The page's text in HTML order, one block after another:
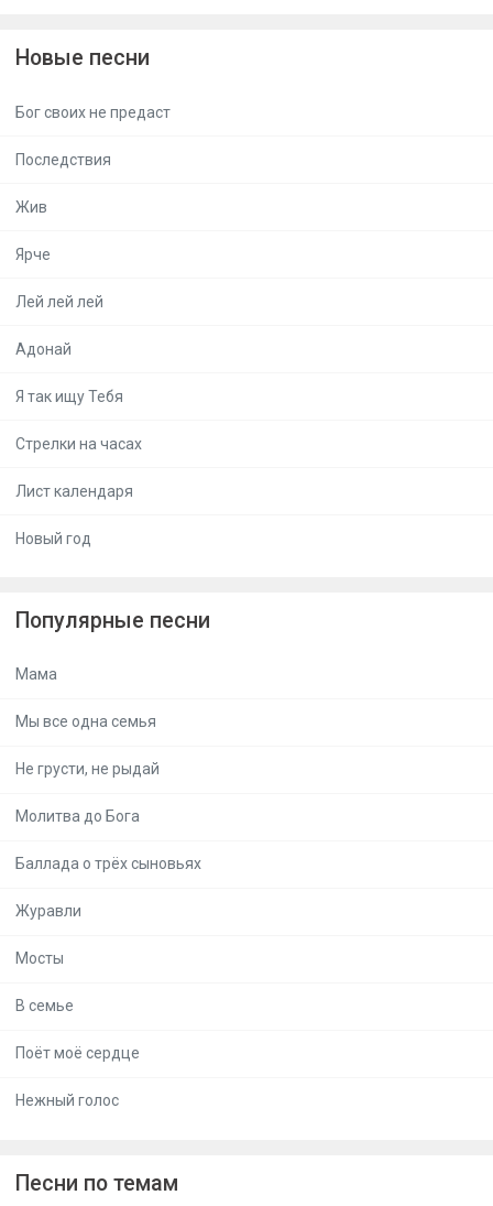
Новые песни
Бог своих не предаст
Последствия
Жив
Ярче
Лей лей лей
Адонай
Я так ищу Тебя
Стрелки на часах
Лист календаря
Новый год
Популярные песни
Мама
Мы все одна семья
Не грусти, не рыдай
Молитва до Бога
Баллада о трёх сыновьях
Журавли
Мосты
В семье
Поёт моё сердце
Нежный голос
Песни по темам